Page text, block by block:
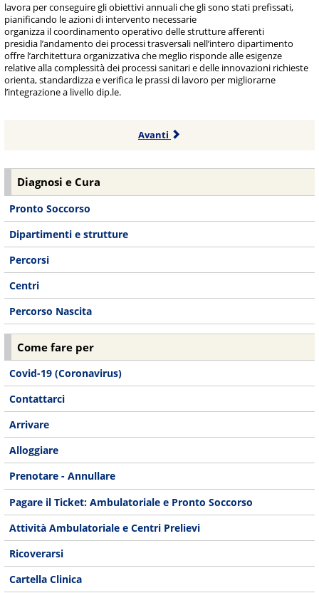
lavora per conseguire gli obiettivi annuali che gli sono stati prefissati,
pianificando le azioni di intervento necessarie
organizza il coordinamento operativo delle strutture afferenti
presidia l’andamento dei processi trasversali nell’intero dipartimento
offre l’architettura organizzativa che meglio risponde alle esigenze
relative alla complessità dei processi sanitari e delle innovazioni richieste
orienta, standardizza e verifica le prassi di lavoro per migliorarne
l’integrazione a livello dip.le.
Avanti
Diagnosi e Cura
Pronto Soccorso
Dipartimenti e strutture
Percorsi
Centri
Percorso Nascita
Come fare per
Covid-19 (Coronavirus)
Contattarci
Arrivare
Alloggiare
Prenotare - Annullare
Pagare il Ticket: Ambulatoriale e Pronto Soccorso
Attività Ambulatoriale e Centri Prelievi
Ricoverarsi
Cartella Clinica